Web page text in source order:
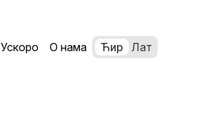
Ускоро О нама Ћир Лат